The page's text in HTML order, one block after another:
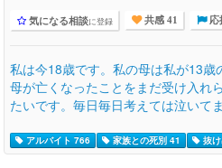
気になる相談に登録 共感 41 応
私は今18歳です。私の母は私が13歳
母が亡くなったことをまだ受け入れ
たいです。毎日毎日考えては泣いて
アルバイト 766 家族との死別 41 抜